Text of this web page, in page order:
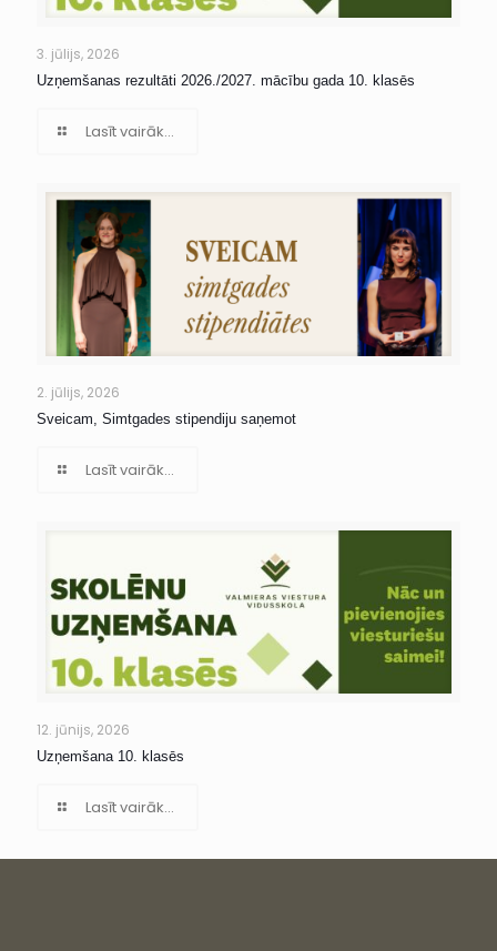
3. jūlijs, 2026
Uzņemšanas rezultāti 2026./2027. mācību gada 10. klasēs
Lasīt vairāk...
2. jūlijs, 2026
Sveicam, Simtgades stipendiju saņemot
Lasīt vairāk...
12. jūnijs, 2026
Uzņemšana 10. klasēs
Lasīt vairāk...